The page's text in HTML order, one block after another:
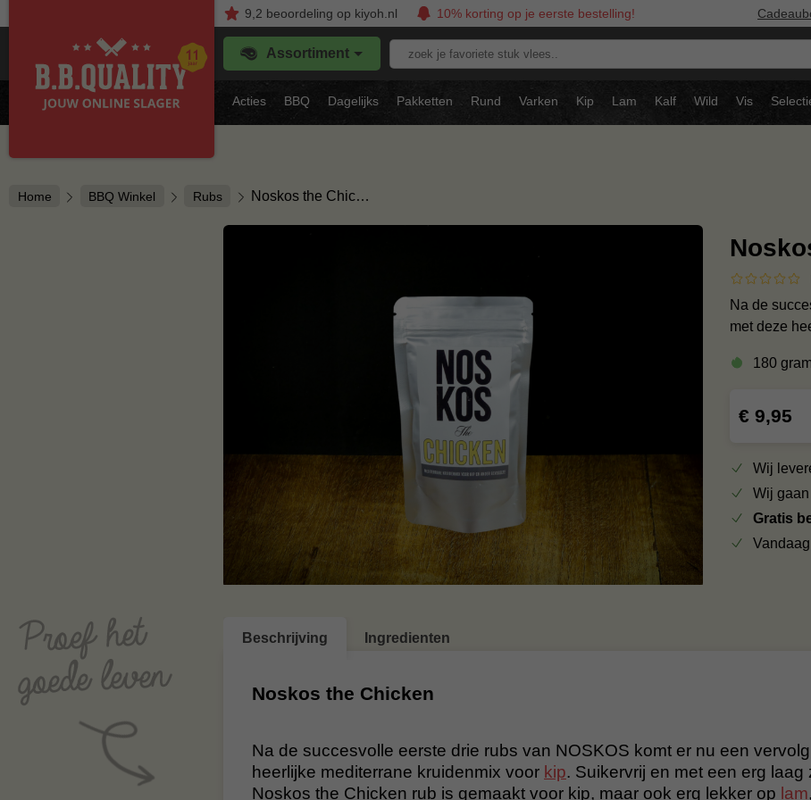
9,2 beoordelingop kiyoh.nl 10% korting op je eerste bestelling!
Assortiment
Zoek
stuk
vlees..
Acties BBQ Dagelijks Pakketten Rund Varken Kip Lam Kalf Wild Vis
Home BBQ Winkel Rubs Noskos the Chic…
Na de
met deze
180
€ 9,95
Wij
Wij
Gratis
Beschrijving Ingredienten
Noskos the Chicken
Na de succesvolle eerste drie rubs van NOSKOS komt er nu een
heerlijke mediterrane kruidenmix voor kip. Suikervrij en met een erg laag
Noskos the Chicken rub is gemaakt voor kip, maar ook erg lekker op lam,